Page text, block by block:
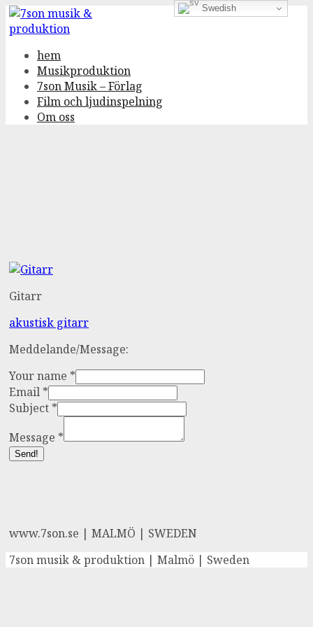
Gå
till
hem
Musikproduktion
7son Musik – Förlag
Film och ljudinspelning
Om oss
Gitarr
Inläggsnavigering
akustisk gitarr
Meddelande/Message:
Your name *
Email *
Subject *
Message *
Send!
www.7son.se | MALMÖ | SWEDEN
7son musik & produktion | Malmö | Sweden
Swedish